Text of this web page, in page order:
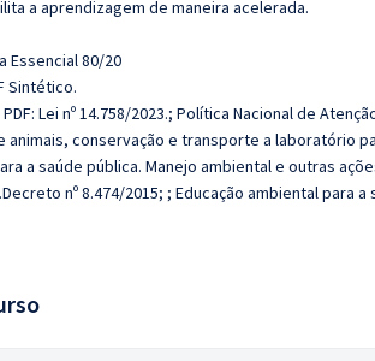
a aprendizagem de maneira acelerada.
Essencial 80/20
Sintético.
Lei nº 14.758/2023.; Política Nacional de
animais, conservação e transporte a laboratório
a saúde pública. Manejo ambiental e outras
nº 8.474/2015; ; Educação ambiental para